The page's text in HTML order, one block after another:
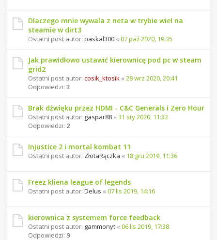
Dlaczego mnie wywala z neta w trybie wiel na
steamie w dirt3
Ostatni post autor: paskal300 « 07 paź 2020, 19:35
Jak prawidłowo ustawić kierownicę pod pc w steam
grid2
Ostatni post autor: cosik_ktosik « 28 wrz 2020, 20:41
Odpowiedzi: 3
Brak dźwięku przez HDMI - C&C Generals i Zero Hour
Ostatni post autor: gaspar88 « 31 sty 2020, 11:32
Odpowiedzi: 2
Injustice 2 i mortal kombat 11
Ostatni post autor: ZłotaRączka « 18 gru 2019, 11:36
Freez kliena league of legends
Ostatni post autor: Delus « 07 lis 2019, 14:16
kierownica z systemem force feedback
Ostatni post autor: gammonyt « 06 lis 2019, 17:38
Odpowiedzi: 9